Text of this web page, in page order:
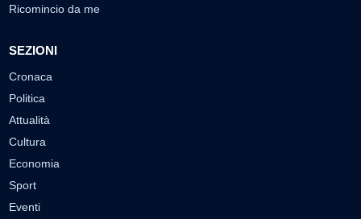
Ricomincio da me
SEZIONI
Cronaca
Politica
Attualità
Cultura
Economia
Sport
Eventi